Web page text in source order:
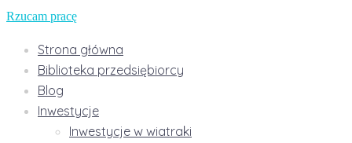
Rzucam pracę
Strona główna
Biblioteka przedsiębiorcy
Blog
Inwestycje
Inwestycje w wiatraki